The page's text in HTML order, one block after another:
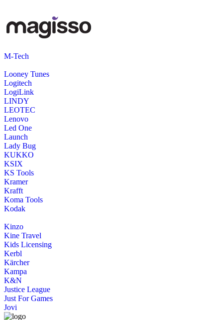
M-Tech
Looney Tunes
Logitech
LogiLink
LINDY
LEOTEC
Lenovo
Led One
Launch
Lady Bug
KUKKO
KSIX
KS Tools
Kramer
Krafft
Koma Tools
Kodak
Kinzo
Kine Travel
Kids Licensing
Kerbl
Kärcher
Kampa
K&N
Justice League
Just For Games
Jovi